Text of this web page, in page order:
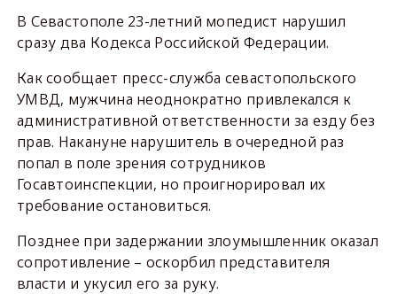
В Севастополе 23-летний мопедист нарушил
сразу два Кодекса Российской Федерации.
Как сообщает пресс-служба севастопольского
УМВД, мужчина неоднократно привлекался к
административной ответственности за езду без
прав. Накануне нарушитель в очередной раз
попал в поле зрения сотрудников
Госавтоинспекции, но проигнорировал их
требование остановиться.
Позднее при задержании злоумышленник оказал
сопротивление – оскорбил представителя
власти и укусил его за руку.